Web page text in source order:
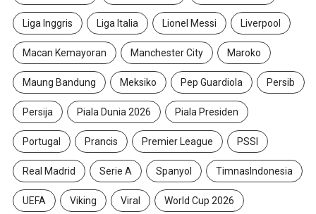
Liga Inggris Liga Italia Lionel Messi Liverpool
Macan Kemayoran Manchester City Maroko
Maung Bandung Meksiko Pep Guardiola Persib
Persija Piala Dunia 2026 Piala Presiden
Portugal Prancis Premier League PSSI
Real Madrid Serie A Spanyol TimnasIndonesia
UEFA Viking Viral World Cup 2026